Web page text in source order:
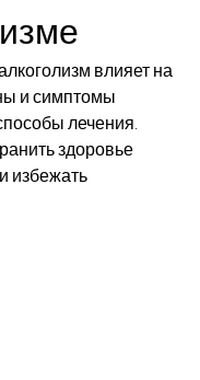
влияет на
и симптомы
лечения.
здоровье
избежать